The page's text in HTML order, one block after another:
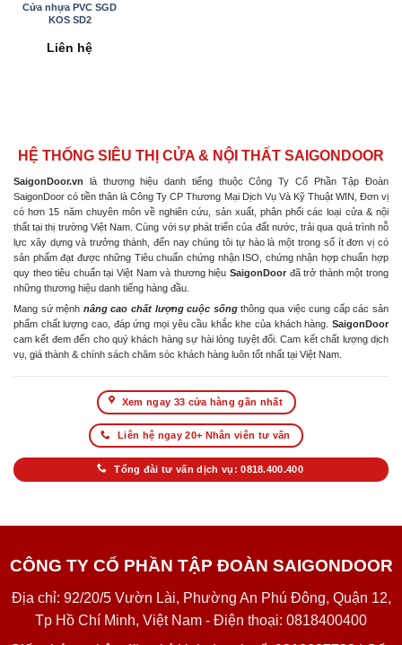
Cửa nhựa PVC SGD
KOS SD2
Liên hệ
HỆ THỐNG SIÊU THỊ CỬA & NỘI THẤT SAIGONDOOR
SaigonDoor.vn là thương hiệu danh tiếng thuộc Công Ty Cổ Phần Tập Đoàn
SaigonDoor có tiền thân là Công Ty CP Thương Mại Dịch Vụ Và Kỹ Thuật WIN, Đơn vị
có hơn 15 năm chuyên môn về nghiên cứu, sản xuất, phân phối các loại cửa & nội
thất tại thị trường Việt Nam. Cùng với sự phát triển của đất nước, trải qua quá trình nỗ
lực xây dựng và trưởng thành, đến nay chúng tôi tự hào là một trong số ít đơn vị có
sản phẩm đạt được những Tiêu chuẩn chứng nhận ISO, chứng nhận hợp chuẩn hợp
quy theo tiêu chuẩn tại Việt Nam và thương hiệu SaigonDoor đã trở thành một trong
những thương hiệu danh tiếng hàng đầu.
Mang sứ mệnh nâng cao chất lượng cuộc sốngthông qua việc cung cấp các sản
phẩm chất lượng cao, đáp ứng mọi yêu cầu khắc khe của khách hàng. SaigonDoor
cam kết đem đến cho quý khách hàng sự hài lòng tuyệt đối. Cam kết chất lượng dịch
vụ, giá thành & chính sách chăm sóc khách hàng luôn tốt nhất tại Việt Nam.
Xem ngay 33 cửa hàng gần nhất
Liên hệ ngay 20+ Nhân viên tư vấn
Tổng đài tư vấn dịch vụ: 0818.400.400
CÔNG TY CỔ PHẦN TẬP ĐOÀN SAIGONDOOR
Địa chỉ: 92/20/5 Vườn Lài, Phường An Phú Đông, Quận 12,
Tp Hồ Chí Minh, Việt Nam - Điện thoại: 0818400400